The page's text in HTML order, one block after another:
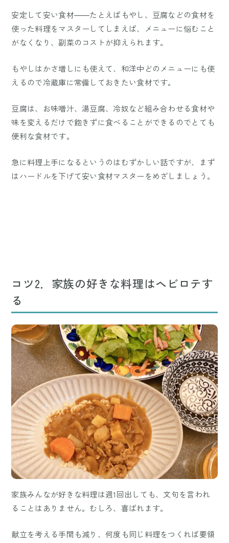
安定して安い食材――たとえばもやし、豆腐などの食材を
使った料理をマスターしてしまえば、メニューに悩むこと
がなくなり、副菜のコストが抑えられます。
もやしはかさ増しにも使えて、和洋中どのメニューにも使
えるので冷蔵庫に常備しておきたい食材です。
豆腐は、お味噌汁、湯豆腐、冷奴など組み合わせる食材や
味を変えるだけで飽きずに食べることができるのでとても
便利な食材です。
急に料理上手になるというのはむずかしい話ですが、まず
はハードルを下げて安い食材マスターをめざしましょう。
コツ2．家族の好きな料理はヘビロテす
る
家族みんなが好きな料理は週1回出しても、文句を言われ
ることはありません。むしろ、喜ばれます。
献立を考える手間も減り、何度も同じ料理をつくれば要領